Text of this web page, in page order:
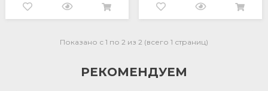
Показано с 1 по 2 из 2 (всего 1 страниц)
РЕКОМЕНДУЕМ